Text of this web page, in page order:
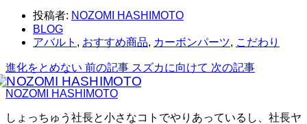
投稿者: NOZOMI HASHIMOTO
BLOG
アバルト , おすすめ商品, カーボンパーツ, こだわり
進化をとめない 前の記事 スズカに向けて 次の記事
NOZOMI HASHIMOTO
しょっちゅう社長と小さなコトでやりあっているし、社長ヤ